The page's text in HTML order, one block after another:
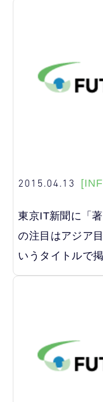
2015.04.13
東京IT新聞に「
の注目はアジア
いうタイトルで